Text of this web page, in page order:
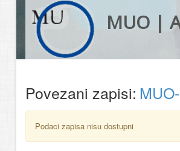
MUO |
Povezani zapisi:
Podaci zapisa nisu dostupni